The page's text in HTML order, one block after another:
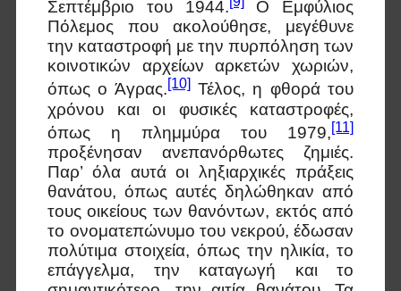
Σεπτέμβριο του 1944.
Ο Εμφύλιος
Πόλεμος που ακολούθησε, μεγέθυνε
την καταστροφή με την πυρπόληση των
κοινοτικών αρχείων αρκετών χωριών,
όπως ο Άγρας.[10]Τέλος, η φθορά του
χρόνου και οι φυσικές καταστροφές,
όπως η πλημμύρα του 1979,[11]
προξένησαν ανεπανόρθωτες ζημιές.
Παρ’ όλα αυτά οι ληξιαρχικές πράξεις
θανάτου, όπως αυτές δηλώθηκαν από
τους οικείους των θανόντων, εκτός από
το ονοματεπώνυμο του νεκρού, έδωσαν
πολύτιμα στοιχεία, όπως την ηλικία, το
επάγγελμα, την καταγωγή και το